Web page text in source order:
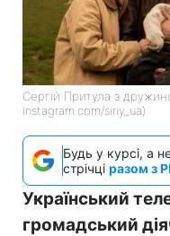
Сергій Притула з
instagram.com/siriy_ua)
Будь у курсі, а
стрічці разом з
Український
громадський